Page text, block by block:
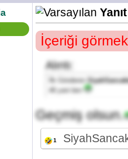
İçeriği
Alıntı:
İlk Gönderen
46 yani ben
Geçmiş olsun.
1